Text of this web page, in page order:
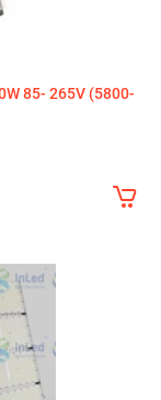
85- 265V (5800-